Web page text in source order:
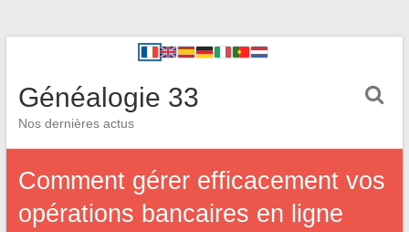
Généalogie 33
Nos dernières actus
Comment gérer efficacement vos
opérations bancaires en ligne